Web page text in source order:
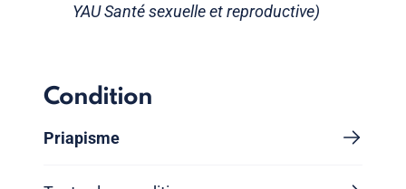
YAU Santé sexuelle et reproductive)
Condition
Priapisme